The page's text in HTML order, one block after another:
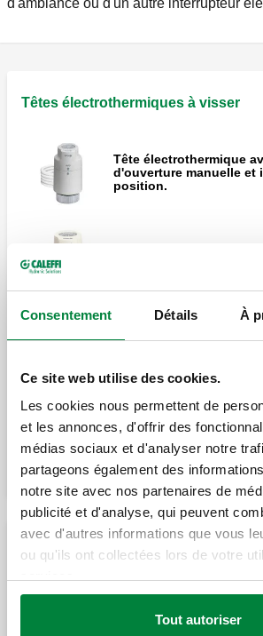
Consentement Détails À
Ce site web utilise des cookies.
Les cookies nous permettent de
et les annonces, d'offrir des
médias sociaux et d'analyser notre
partageons également des
notre site avec nos partenaires de
publicité et d'analyse, qui peuvent
avec d'autres informations que vous
ou qu'ils ont collectées lors de votre
Tout autoriser
d'ambiance ou d'un autre interrupteur
Têtes électrothermiques à visser
Tête électrothermique
d'ouverture manuelle et
position.
Tête électrothermique
auxiliaire.
Tête électrothermique.
Adaptateur à utiliser
des têtes
Agrandir
Têtes électrothermiques à raccord
rapide et indicateur de